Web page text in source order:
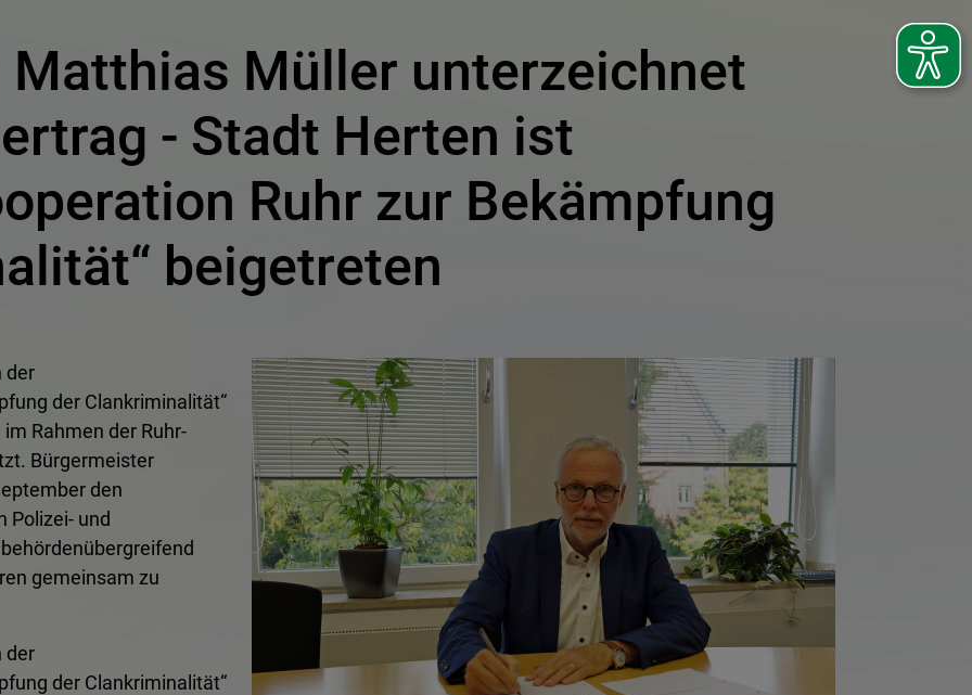
Müller unterzeichnet
- Stadt Herten ist
Ruhr zur Bekämpfung
beigetreten
der
der Clankriminalität“
Rahmen der Ruhr-
Bürgermeister
den
Polizei- und
gemeinsam zu
der
der Clankriminalität“